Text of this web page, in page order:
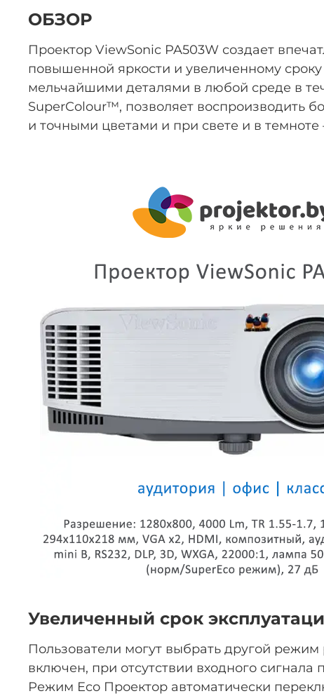
ОБЗОР
Проектор ViewSonic PA503W создает
повышенной яркости и увеличенному
мельчайшими деталями в любой среде в
SuperColour™, позволяет воспроизводить
и точными цветами и при свете и в
Увеличенный срок
Пользователи могут выбрать другой
включен, при отсутствии входного
Режим Eco Проектор автоматически